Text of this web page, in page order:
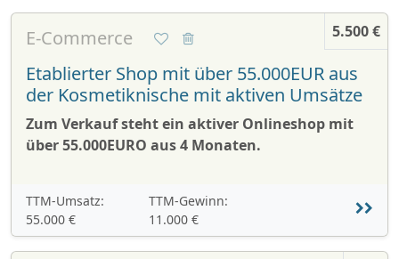
5.500 €
E-Commerce
Etablierter Shop mit über 55.000EUR aus
der Kosmetiknische mit aktiven Umsätze
Zum Verkauf steht ein aktiver Onlineshop mit
über 55.000EURO aus 4 Monaten.
TTM-Umsatz:
55.000 €
TTM-Gewinn:
11.000 €